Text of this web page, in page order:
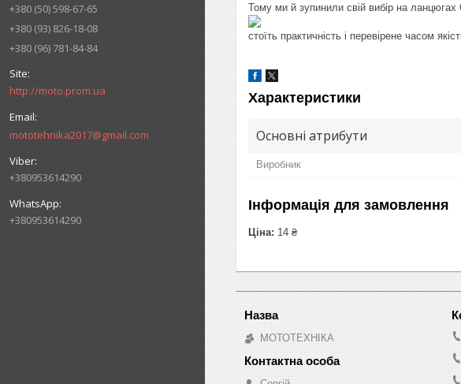
+380 (50) 598-67-65
+380 (93) 826-18-08
+380 (96) 781-84-84
http://moto.prom.ua
mototehnika2017@gmail.com
+380953614290
+380953614290
Тому ми й зупинили свій вибір на
стоїть практичність і перевірене часом
Характеристики
Основні атрибути
Виробник
Інформація для замовлення
Ціна: 14 ₴
МОТОТЕХНІКА